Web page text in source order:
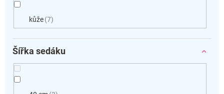
kůže 7
Šířka sedáku